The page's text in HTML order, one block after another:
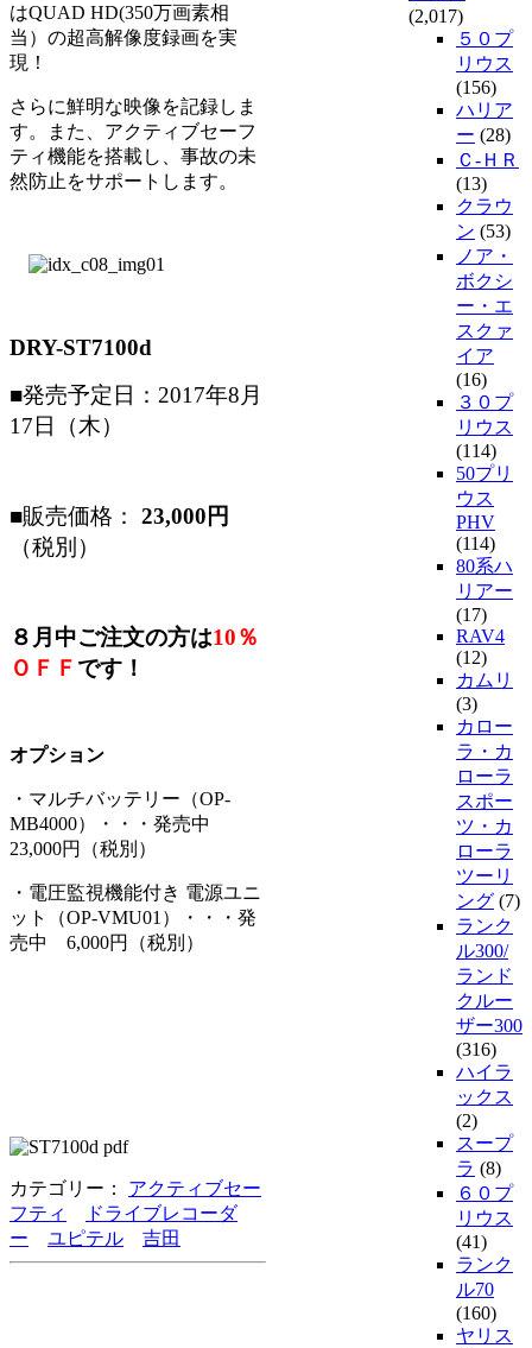
はQUAD HD(350万画素相
当）の超高解像度録画を実
現！
さらに鮮明な映像を記録しま
す。また、アクティブセーフ
ティ機能を搭載し、事故の未
然防止をサポートします。
DRY-ST7100d
■発売予定日：2017年8月
17日（木）
■販売価格： 23,000 円
（税別）
８月中ご注文の方は10％
ＯＦＦ です！
オプション
・マルチバッテリー（OP-
MB4000）・・・発売中
23,000円（税別）
・電圧監視機能付き 電源ユニ
ット（OP-VMU01）・・・発
売中 6,000円（税別）
カテゴリー：
アクティブセー
フティ
ドライブレコーダ
ー
ユピテル 吉田
(2,017)
５０プ
リウス
(156)
ハリア
ー (28)
Ｃ-ＨＲ
(13)
クラウ
ン (53)
ノア・
ボクシ
ー・エ
スクァ
イア
(16)
３０プ
リウス
(114)
50プリ
ウス
PHV
(114)
80系ハ
リアー
(17)
RAV4
(12)
カムリ
(3)
カロー
ラ・カ
ローラ
スポー
ツ・カ
ローラ
ツーリ
ング (7)
ランク
ル300/
ランド
クルー
ザー300
(316)
ハイラ
ックス
(2)
スープ
ラ (8)
６０プ
リウス
(41)
ランク
ル70
(160)
ヤリス